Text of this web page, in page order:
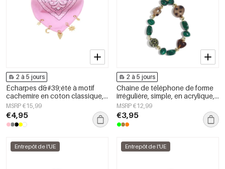
2 à 5 jours
Écharpes d&#39;été à motif
cachemire en coton classique,
accessoires du quotidien
MSRP €15,99
€4,95
2 à 5 jours
Chaîne de téléphone de forme
irrégulière, simple, en acrylique,
accessoire du quotidien
MSRP €12,99
€3,95
Entrepôt de l'UE Entrepôt de l'UE